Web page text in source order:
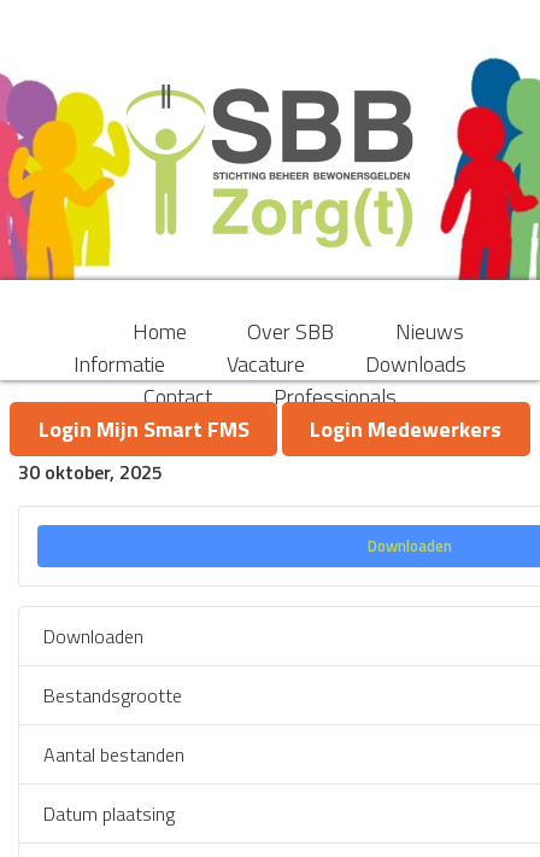
Home Over SBB
Nieuws
Informatie
Vacature
Downloads
Contact
Professionals
Login Mijn Smart FMS
Login Medewerkers
Rekening & Verantwoording
30 oktober, 2025
Downloaden
Downloaden
Bestandsgrootte
Aantal bestanden
Datum plaatsing